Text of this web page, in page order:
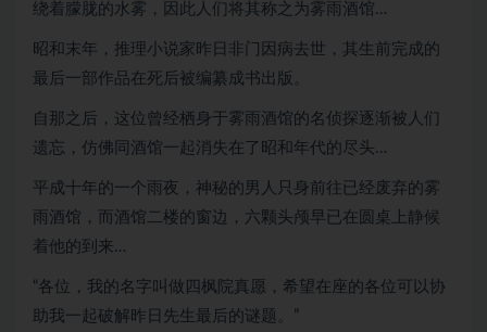
绕着朦胧的水雾，因此人们将其称之为雾雨酒馆…
昭和末年，推理小说家昨日非门因病去世，其生前完成的
最后一部作品在死后被编纂成书出版。
自那之后，这位曾经栖身于雾雨酒馆的名侦探逐渐被人们
遗忘，仿佛同酒馆一起消失在了昭和年代的尽头…
平成十年的一个雨夜，神秘的男人只身前往已经废弃的雾
雨酒馆，而酒馆二楼的窗边，六颗头颅早已在圆桌上静候
着他的到来…
“各位，我的名字叫做四枫院真愿，希望在座的各位可以协
助我一起破解昨日先生最后的谜题。”